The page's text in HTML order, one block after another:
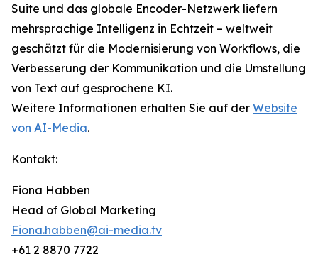
Suite und das globale Encoder-Netzwerk liefern
mehrsprachige Intelligenz in Echtzeit – weltweit
geschätzt für die Modernisierung von Workflows, die
Verbesserung der Kommunikation und die Umstellung
von Text auf gesprochene KI.
Weitere Informationen erhalten Sie auf der Website
von AI-Media.
Kontakt:
Fiona Habben
Head of Global Marketing
Fiona.habben@ai-media.tv
+61 2 8870 7722